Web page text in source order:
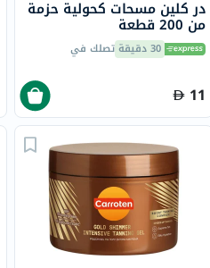
در كلين مسحات كحولية حزمة
من 200 قطعة
30 دقيقة تصلك في
11